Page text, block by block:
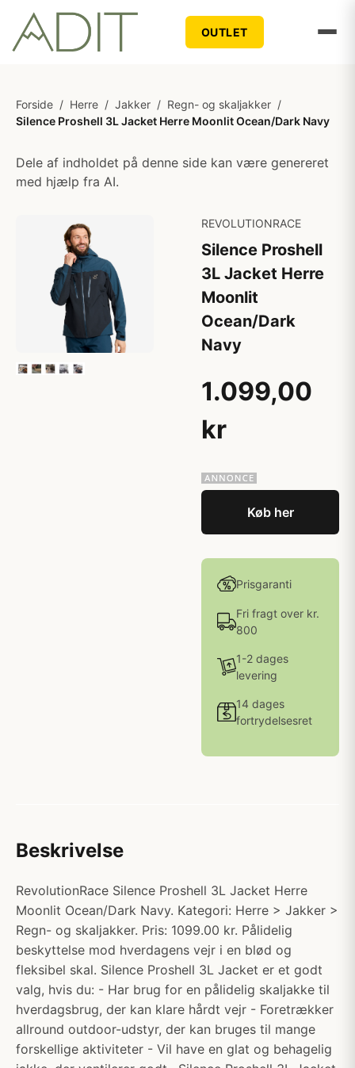
OUTLET
Forside / Herre / Jakker / Regn- og skaljakker /
Silence Proshell 3L Jacket Herre Moonlit Ocean/Dark Navy
Dele af indholdet på denne side kan være genereret
med hjælp fra AI.
REVOLUTIONRACE
Silence Proshell
3L Jacket Herre
Moonlit
Ocean/Dark
Navy
1.099,00
kr
Køb her
Prisgaranti
Fri fragt over kr.
800
1-2 dages
levering
14 dages
fortrydelsesret
Beskrivelse
RevolutionRace Silence Proshell 3L Jacket Herre
Moonlit Ocean/Dark Navy. Kategori: Herre > Jakker >
Regn- og skaljakker. Pris: 1099.00 kr. Pålidelig
beskyttelse mod hverdagens vejr i en blød og
fleksibel skal. Silence Proshell 3L Jacket er et godt
valg, hvis du: - Har brug for en pålidelig skaljakke til
hverdagsbrug, der kan klare hårdt vejr - Foretrækker
allround outdoor-udstyr, der kan bruges til mange
forskellige aktiviteter - Vil have en glat og behagelig